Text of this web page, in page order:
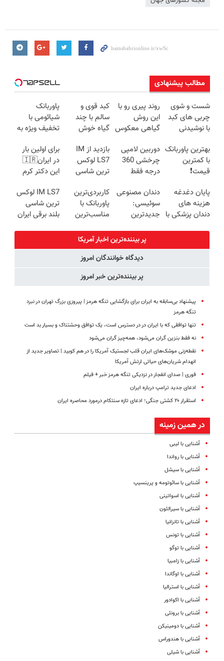
مطالب پیشنهادی
شست و شوی
چربی های کبد
با نوشیدنی
روند پیری رو با
این روش
گیاهی معکوس
کبد قوی و
سالم با چند
گیاه خوش
پاوربانک
شیائومی با
تخفیف ویژه به
بهترین پاوربانک
با کمترین
قیمت❗
دوربین لامپی
چرخشی 360
درجه فقط
🔥 پرداخت
درب منزل
بازدید از IM
LS7 لوکس
ترین شاسی
در باشگاه
انقلاب
برای اولین بار
در ایران🇮🇷
این دکتر کرم
روزه ساخت!
پایان دغدغه
هزینه های
دندان پزشکی با
دندان مصنوعی
سوئیسی:
جدیدترین
سبک و مقاوم |
پرداخت قسطی
کاربردی‌ترین
پاوربانک با
مناسب‌ترین
IM LS7 لوکس
ترین شاسی
بلند برقی ایران
پر بیننده‌ترین اخبار آمریکا
دیدگاه خوانندگان امروز
پر بیننده‌ترین خبر امروز
پیشنهاد بی‌سابقه به ایران برای بازگشایی تنگه هرمز | پیروزی بزرگ تهران در نبرد
تنگه هرمز
تنها توافقی که با ایران در در دسترس است، یک توافق وحشتناک و بسیار بد است
نه فقط بنزین گران می‌شود، همه‌چیز گران می‌شود
نقطه‌زنی موشک‌های ایران قلب لجستیک آمریکا را در هم کوبید | تصاویر جدید از
انهدام شریان‌های حیاتی ارتش آمریکا
فوری | صدای انفجار در نزدیکی تنگه هرمز خبر + فیلم
ادعای جدید ترامپ درباره ایران
استقرار ۲۰ کشتی جنگی؛ ادعای تازه سنتکام درمورد محاصره ایران
در همین زمینه
آشنایی با لیبی
آشنایی با رواندا
آشنایی با سیشل
آشنایی با سائوتومه و پرینسیپ
آشنایی با اسواتینی
آشنایی با سیرالئون
آشنایی با تانزانیا
آشنایی با تونس
آشنایی با توگو
آشنایی با زامبیا
آشنایی با اوگاندا
آشنایی با استرالیا
آشنایی با اکوادور
آشنایی با برونئی
آشنایی با دومینیکن
آشنایی با هندوراس
آشنایی با شیلی